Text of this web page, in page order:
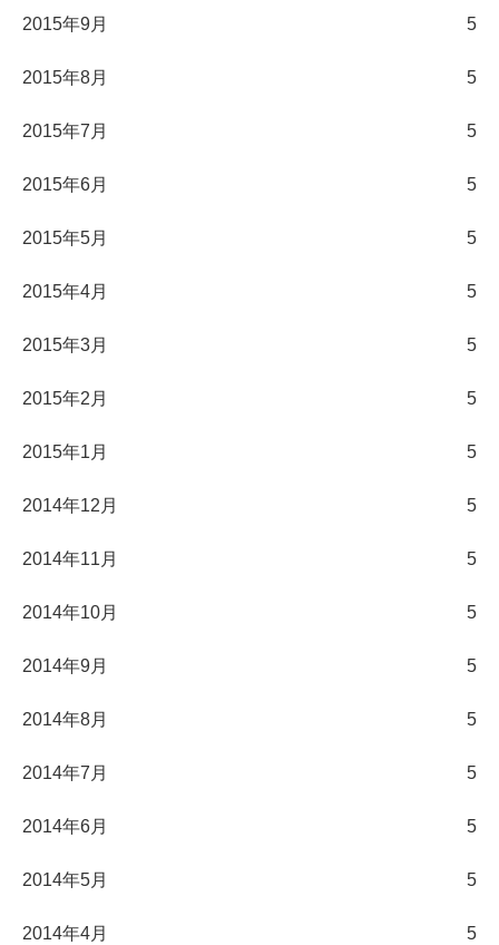
2015年9月 5
2015年8月 5
2015年7月 5
2015年6月 5
2015年5月 5
2015年4月 5
2015年3月 5
2015年2月 5
2015年1月 5
2014年12月 5
2014年11月 5
2014年10月 5
2014年9月 5
2014年8月 5
2014年7月 5
2014年6月 5
2014年5月 5
2014年4月 5